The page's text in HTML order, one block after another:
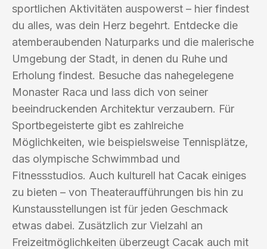
sportlichen Aktivitäten auspowerst – hier findest
du alles, was dein Herz begehrt. Entdecke die
atemberaubenden Naturparks und die malerische
Umgebung der Stadt, in denen du Ruhe und
Erholung findest. Besuche das nahegelegene
Monaster Raca und lass dich von seiner
beeindruckenden Architektur verzaubern. Für
Sportbegeisterte gibt es zahlreiche
Möglichkeiten, wie beispielsweise Tennisplätze,
das olympische Schwimmbad und
Fitnessstudios. Auch kulturell hat Cacak einiges
zu bieten – von Theateraufführungen bis hin zu
Kunstausstellungen ist für jeden Geschmack
etwas dabei. Zusätzlich zur Vielzahl an
Freizeitmöglichkeiten überzeugt Cacak auch mit